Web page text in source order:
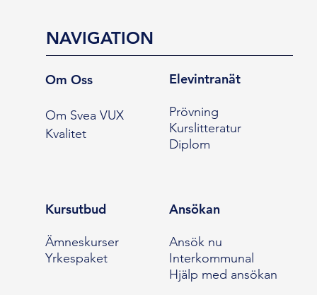
NAVIGATION
Om Oss
Om Svea VUX
Kvalitet
Elevintranät
Prövning
Kurslitteratur
Diplom
Kursutbud
Ämneskurser
Yrkespaket
Ansökan
Ansök nu
Interkommunal
Hjälp med ansökan